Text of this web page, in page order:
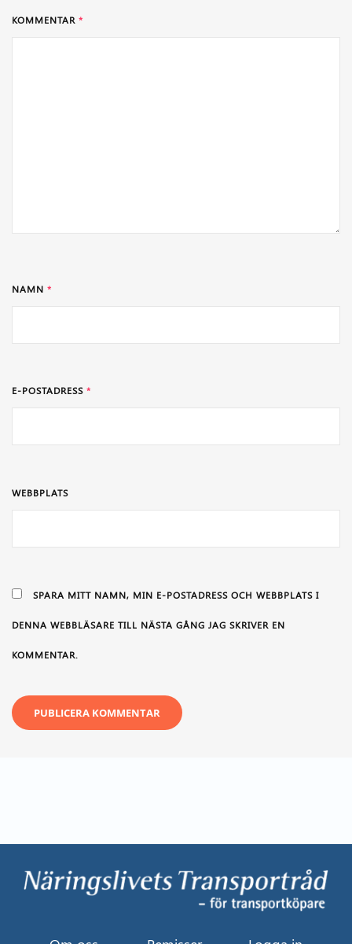
KOMMENTAR *
NAMN *
E-POSTADRESS *
WEBBPLATS
SPARA MITT NAMN, MIN E-POSTADRESS OCH WEBBPLATS I
DENNA WEBBLÄSARE TILL NÄSTA GÅNG JAG SKRIVER EN
KOMMENTAR.